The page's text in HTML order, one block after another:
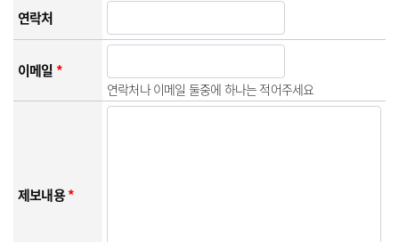
연락처
이메일*
연락처나 이메일 둘중에 하나는 적어주세요
제보내용*